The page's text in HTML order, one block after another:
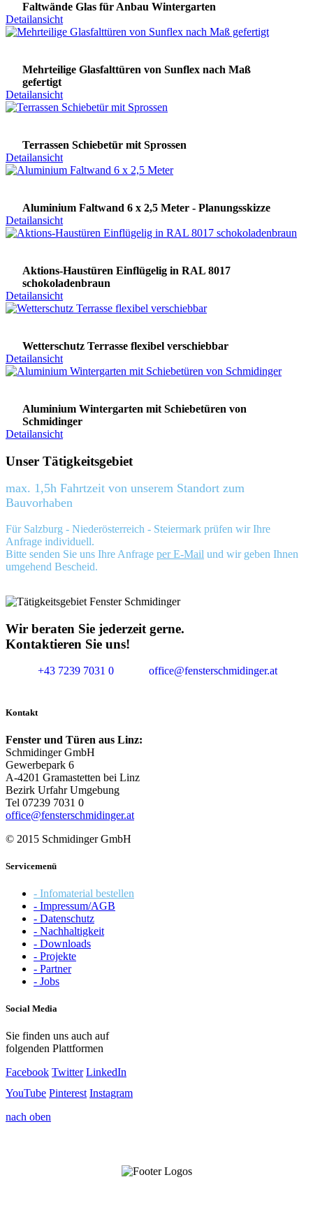
Faltwände Glas für Anbau Wintergarten
Detailansicht
Mehrteilige Glasfalttüren von Sunflex nach Maß
gefertigt
Detailansicht
Terrassen Schiebetür mit Sprossen
Detailansicht
Aluminium Faltwand 6 x 2,5 Meter - Planungsskizze
Detailansicht
Aktions-Haustüren Einflügelig in RAL 8017
schokoladenbraun
Detailansicht
Wetterschutz Terrasse flexibel verschiebbar
Detailansicht
Aluminium Wintergarten mit Schiebetüren von
Schmidinger
Detailansicht
Unser Tätigkeitsgebiet
max. 1,5h Fahrtzeit von unserem Standort zum
Bauvorhaben
Für Salzburg - Niederösterreich - Steiermark prüfen wir Ihre
Anfrage individuell.
Bitte senden Sie uns Ihre Anfrage per E-Mail und wir geben Ihnen
umgehend Bescheid.
Wir beraten Sie jederzeit gerne.
Kontaktieren Sie uns!
+43 7239 7031 0 office@fensterschmidinger.at
Kontakt
Fenster und Türen aus Linz:
Schmidinger GmbH
Gewerbepark 6
A-4201 Gramastetten bei Linz
Bezirk Urfahr Umgebung
Tel 07239 7031 0
office@fensterschmidinger.at
© 2015 Schmidinger GmbH
Servicemenü
- Infomaterial bestellen
- Impressum/AGB
- Datenschutz
- Nachhaltigkeit
- Downloads
- Projekte
- Partner
- Jobs
Social Media
Sie finden uns auch auf
folgenden Plattformen
Facebook Twitter LinkedIn
YouTube Pinterest Instagram
nach oben